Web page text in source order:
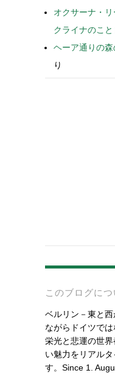
オクサーナ・
クライナのこと
ヘーア通りの森
り
このブログにつ
ベルリン－東と
ながらドイツで
栄光と悲運の世
い魅力をリアル
す。Since 1.